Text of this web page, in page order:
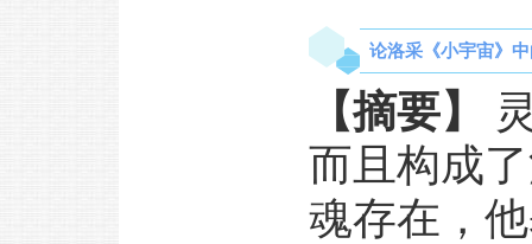
论洛采《小宇宙》
【摘要】
而且构成
魂存在，